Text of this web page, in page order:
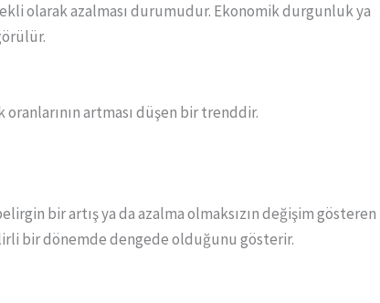
olarak azalması durumudur. Ekonomik durgunluk ya
artması düşen bir trenddir.
bir artış ya da azalma olmaksızın değişim gösteren
bir dönemde dengede olduğunu gösterir.